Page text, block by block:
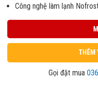
Công nghệ làm lạnh
THÊM
Gọi đặt mua